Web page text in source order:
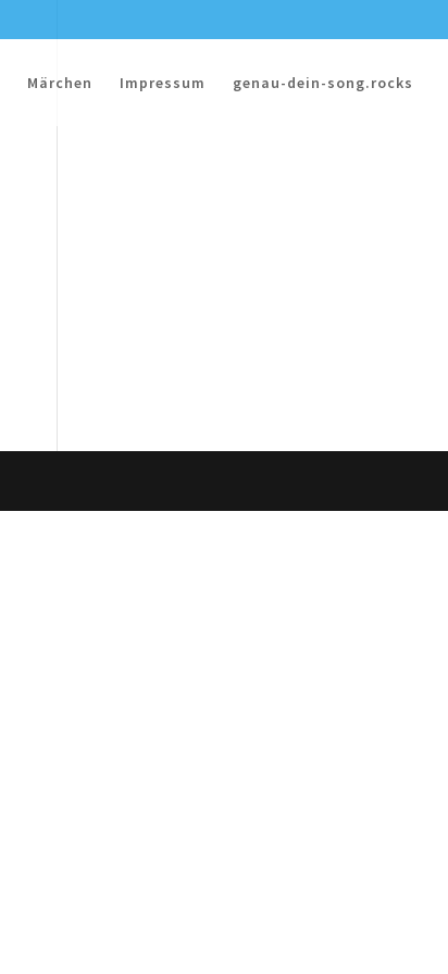
Märchen Impressum genau-dein-song.rocks